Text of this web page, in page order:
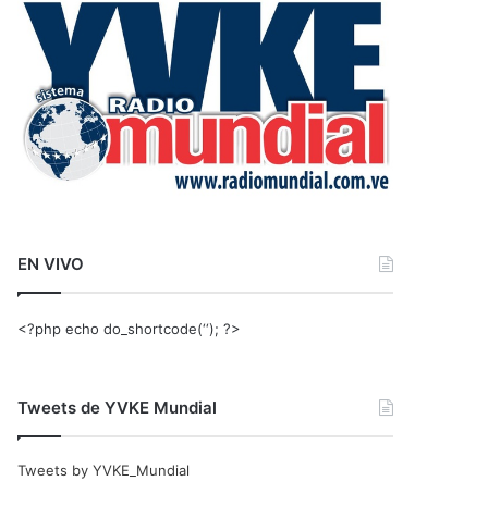
r
EN VIVO
<?php echo do_shortcode(‘‘); ?>
Tweets de YVKE Mundial
Tweets by YVKE_Mundial